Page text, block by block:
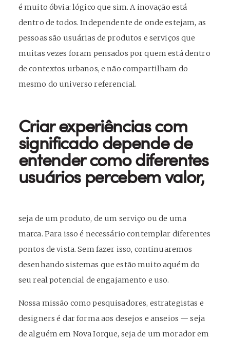
é muito óbvia: lógico que sim. A inovação está
dentro de todos. Independente de onde estejam, as
pessoas são usuárias de produtos e serviços que
muitas vezes foram pensados por quem está dentro
de contextos urbanos, e não compartilham do
mesmo do universo referencial.
Criar experiências com
significado depende de
entender como diferentes
usuários percebem valor,
seja de um produto, de um serviço ou de uma
marca. Para isso é necessário contemplar diferentes
pontos de vista. Sem fazer isso, continuaremos
desenhando sistemas que estão muito aquém do
seu real potencial de engajamento e uso.
Nossa missão como pesquisadores, estrategistas e
designers é dar forma aos desejos e anseios — seja
de alguém em Nova Iorque, seja de um morador em